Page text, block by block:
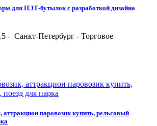
для ПЭТ-бутылок с разработкой дизайна
- Санкт-Петербург - Торговое
аттракцион паровозик купить, рельсовый